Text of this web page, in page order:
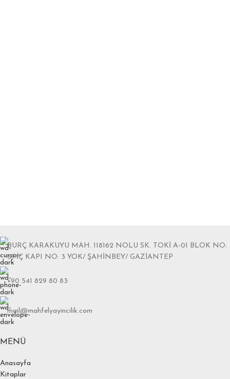
BURÇ KARAKUYU MAH. 118162 NOLU SK. TOKİ A-01 BLOK NO:
6J İÇ KAPI NO: 3 YOK/ ŞAHİNBEY/ GAZİANTEP
+90 541 829 80 83
mail@mahfelyayincilik.com
MENÜ
Anasayfa
Kitaplar